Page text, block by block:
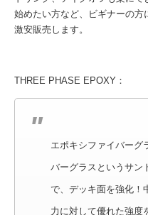
始めたい方など、ビギナーの
激安販売します。
THREE PHASE EPOXY：
エポキシファイバーグ
バーグラスというサン
で、デッキ面を強化！
力に対して優れた強度